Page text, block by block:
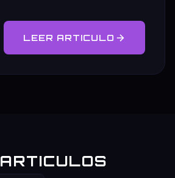
LEER ARTICULO
ARTICULOS